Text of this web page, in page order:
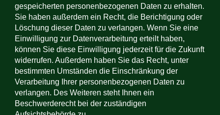
gespeicherten personenbezogenen Daten zu erhalten.
Sie haben außerdem ein Recht, die Berichtigung oder
Löschung dieser Daten zu verlangen. Wenn Sie eine
Einwilligung zur Datenverarbeitung erteilt haben,
können Sie diese Einwilligung jederzeit für die Zukunft
widerrufen. Außerdem haben Sie das Recht, unter
bestimmten Umständen die Einschränkung der
Verarbeitung Ihrer personenbezogenen Daten zu
verlangen. Des Weiteren steht Ihnen ein
Beschwerderecht bei der zuständigen